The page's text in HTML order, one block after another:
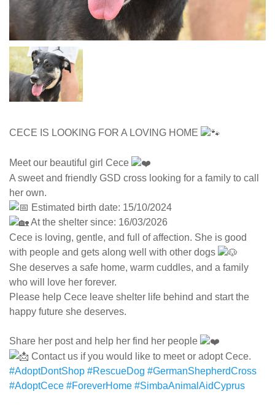
CECE IS LOOKING FOR A LOVING HOME
Meet our beautiful girl Cece
A sweet and friendly GSD cross looking for a family to call
her own.
Estimated birth date: 15/10/2024
At the shelter since: 16/03/2026
Cece is loving, gentle, and full of affection. She is good
with people and gets along well with other dogs
She deserves a safe home, warm cuddles, and a family
who will love her forever.
Please help Cece leave shelter life behind and start the
happy future she deserves.
Share her post and help her find her people
Contact us if you would like to meet or adopt Cece.
#AdoptDontShop #RescueDog #GermanShepherdCross
#AdoptCece #ForeverHome #SimbaAnimalAidCyprus